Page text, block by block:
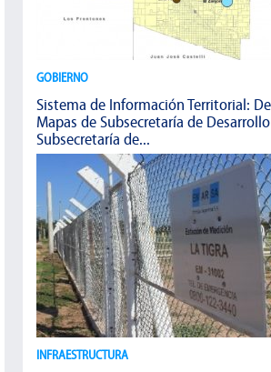
GOBIERNO
Sistema de Información Territorial:
Mapas de Subsecretaría de
Subsecretaría de...
INFRAESTRUCTURA